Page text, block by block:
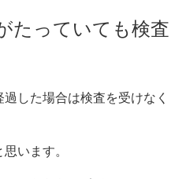
たっていても検査
した場合は検査を受けなく
います。